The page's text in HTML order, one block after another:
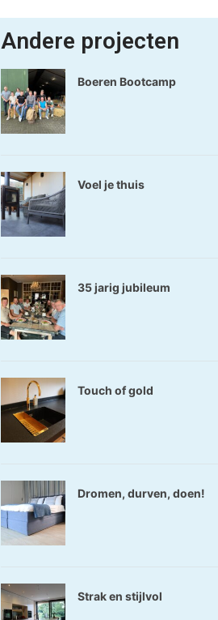
Andere projecten
Boeren Bootcamp
Voel je thuis
35 jarig jubileum
Touch of gold
Dromen, durven, doen!
Strak en stijlvol